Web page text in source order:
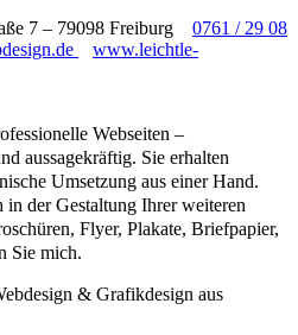
7 – 79098 Freiburg
0761 / 29 08
www.leichtle-
Webseiten –
aussagekräftig. Sie erhalten
Umsetzung aus einer Hand.
in der Gestaltung Ihrer weiteren
Flyer, Plakate, Briefpapier,
Sie mich.
& Grafikdesign aus